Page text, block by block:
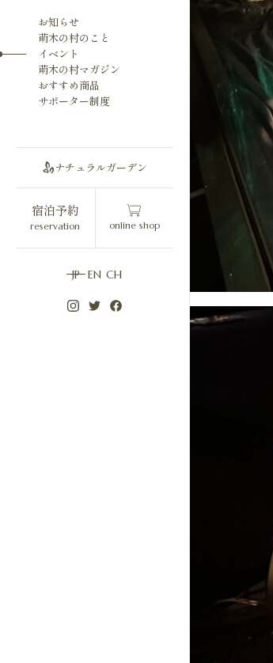
お知らせ
萌木の村のこと
イベント
萌木の村マガジン
おすすめ商品
サポーター制度
ナチュラルガーデン
宿泊予約
reservation online shop
JP EN CH